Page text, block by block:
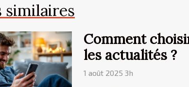
similaires
Comment
les actualités ?
1 août 2025 3h